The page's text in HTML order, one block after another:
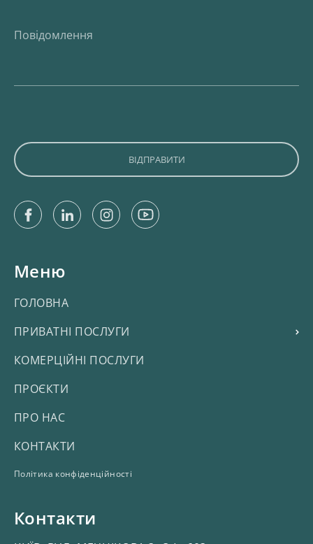
FacebookLinkedinInstagramYoutube
Меню
ГОЛОВНА
ПРИВАТНІ ПОСЛУГИ
КОМЕРЦІЙНІ ПОСЛУГИ
ПРОЄКТИ
ПРО НАС
КОНТАКТИ
Політика конфіденційності
Контакти